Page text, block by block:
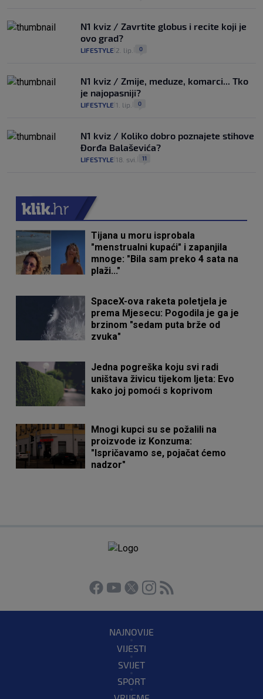
N1 kviz / Zavrtite globus i recite koji je
ovo grad?
LIFESTYLE 2. lip. 0
N1 kviz / Zmije, meduze, komarci... Tko
je najopasniji?
LIFESTYLE 1. lip. 0
N1 kviz / Koliko dobro poznajete stihove
Đorđa Balaševića?
LIFESTYLE 18. svi. 11
Tijana u moru isprobala
"menstrualni kupaći" i zapanjila
mnoge: "Bila sam preko 4 sata na
plaži..."
SpaceX-ova raketa poletjela je
prema Mjesecu: Pogodila je ga je
brzinom "sedam puta brže od
zvuka"
Jedna pogreška koju svi radi
uništava živicu tijekom ljeta: Evo
kako joj pomoći s koprivom
Mnogi kupci su se požalili na
proizvode iz Konzuma:
"Ispričavamo se, pojačat ćemo
nadzor"
NAJNOVIJE
VIJESTI
SVIJET
SPORT